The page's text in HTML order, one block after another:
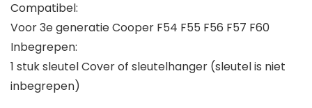
Compatibel:
Voor 3e generatie Cooper F54 F55 F56 F57 F60
Inbegrepen:
1 stuk sleutel Cover of sleutelhanger (sleutel is niet
inbegrepen)